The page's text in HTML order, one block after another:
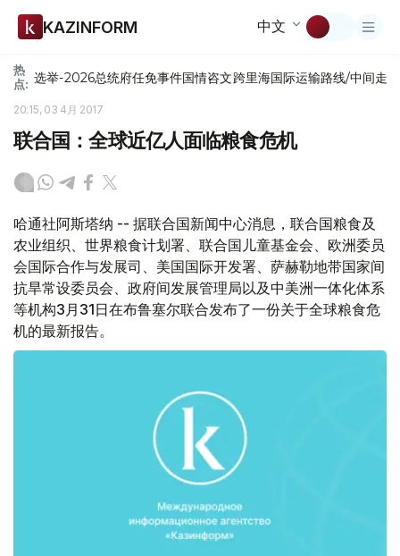
KAZINFORM 中文
热
点: 选举-2026总统府任免事件国情咨文跨里海国际运输路线/中间走廊
20:15, 03 4月 2017
联合国：全球近亿人面临粮食危机
哈通社阿斯塔纳 -- 据联合国新闻中心消息，联合国粮食及
农业组织、世界粮食计划署、联合国儿童基金会、欧洲委员
会国际合作与发展司、美国国际开发署、萨赫勒地带国家间
抗旱常设委员会、政府间发展管理局以及中美洲一体化体系
等机构3月31日在布鲁塞尔联合发布了一份关于全球粮食危
机的最新报告。